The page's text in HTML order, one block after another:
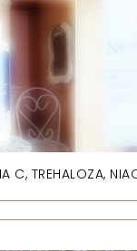
C, TREHALOZA,